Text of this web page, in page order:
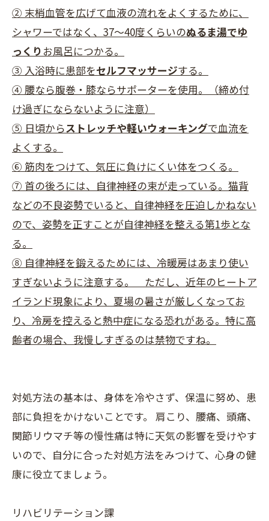
② 末梢血管を広げて血液の流れをよくするために、
シャワーではなく、37～40度くらいのぬるま湯でゆ
っくり お風呂につかる。
③ 入浴時に患部をセルフマッサージする。
④ 腰なら腹巻・膝ならサポーターを使用。（締め付
け過ぎにならないように注意）
⑤ 日頃からストレッチや軽いウォーキングで血流を
よくする。
⑥ 筋肉をつけて、気圧に負けにくい体をつくる。
⑦ 首の後ろには、自律神経の束が走っている。猫背
などの不良姿勢でいると、自律神経を圧迫しかねない
ので、姿勢を正すことが自律神経を整える第1歩とな
る。
⑧ 自律神経を鍛えるためには、冷暖房はあまり使い
すぎないように注意する。 ただし、近年のヒートア
イランド現象により、夏場の暑さが厳しくなってお
り、冷房を控えると熱中症になる恐れがある。特に高
齢者の場合、我慢しすぎるのは禁物ですね。
対処方法の基本は、身体を冷やさず、保温に努め、患
部に負担をかけないことです。 肩こり、腰痛、頭痛、
関節リウマチ等の慢性痛は特に天気の影響を受けやす
いので、自分に合った対処方法をみつけて、心身の健
康に役立てましょう。
リハビリテーション課